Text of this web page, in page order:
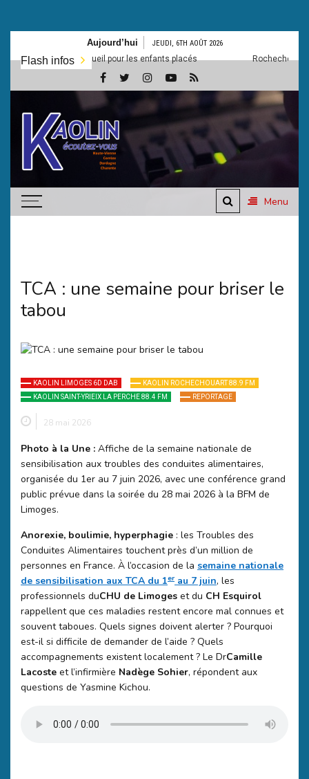
contenu
Aujourd’hui JEUDI, 6TH AOÛT 2026
Flash infos
lieu d’accueil pour les enfants placés Rochechouart: Le
Kaolin,
la
radio
Menu
TCA : une semaine pour briser le
tabou
KAOLIN LIMOGES 6D DAB
KAOLIN ROCHECHOUART 88.9 FM
KAOLIN SAINT-YRIEIX LA PERCHE 88.4 FM
REPORTAGE
28 mai 2026
Photo à la Une : Affiche de la semaine nationale de
sensibilisation aux troubles des conduites alimentaires,
organisée du 1er au 7 juin 2026, avec une conférence grand
public prévue dans la soirée du 28 mai 2026 à la BFM de
Limoges.
Anorexie, boulimie, hyperphagie : les Troubles des
Conduites Alimentaires touchent près d’un million de
personnes en France. À l’occasion de la semaine nationale
de sensibilisation aux TCA du 1er au 7 juin, les
professionnels duCHU de Limoges et du CH Esquirol
rappellent que ces maladies restent encore mal connues et
souvent taboues. Quels signes doivent alerter ? Pourquoi
est-il si difficile de demander de l’aide ? Quels
accompagnements existent localement ? Le DrCamille
Lacoste et l’infirmière Nadège Sohier, répondent aux
questions de Yasmine Kichou.